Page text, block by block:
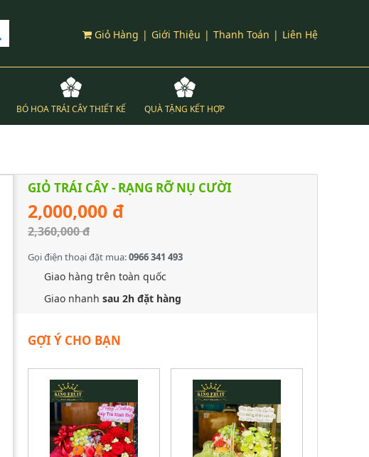
Giỏ Hàng | Giới Thiệu | Thanh Toán | Liên Hệ
BÓ HOA TRÁI CÂY THIẾT KẾ QUÀ TẶNG KẾT HỢP
GIỎ TRÁI CÂY - RẠNG RỠ NỤ CƯỜI
2,000,000 đ
2,360,000 đ
Gọi điện thoại đặt mua:0966 341 493
Giao hàng trên toàn quốc
Giao nhanh sau 2h đặt hàng
GỢI Ý CHO BẠN